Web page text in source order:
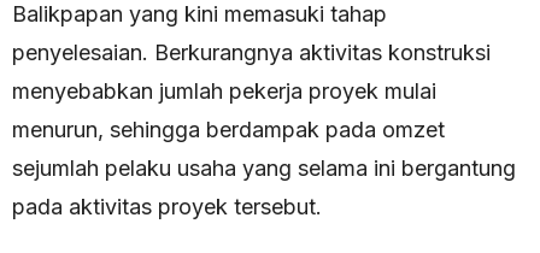
Balikpapan yang kini memasuki tahap
penyelesaian. Berkurangnya aktivitas konstruksi
menyebabkan jumlah pekerja proyek mulai
menurun, sehingga berdampak pada omzet
sejumlah pelaku usaha yang selama ini bergantung
pada aktivitas proyek tersebut.